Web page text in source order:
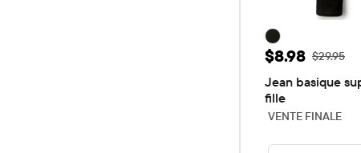
Prix ​​de
$8.98 Prix
$29.95
Jean basique
fille
VENTE FINALE